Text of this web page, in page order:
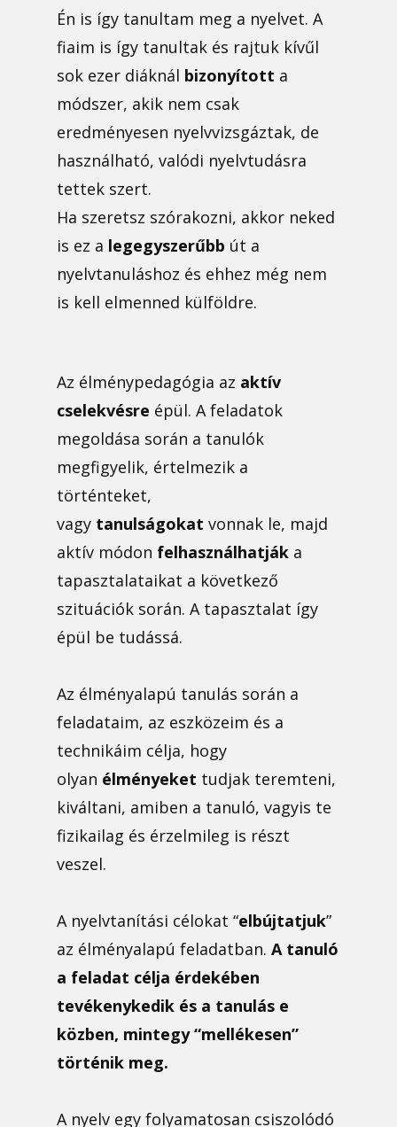
Én is így tanultam meg a nyelvet. A
fiaim is így tanultak és rajtuk kívűl
sok ezer diáknál bizonyított a
módszer, akik nem csak
eredményesen nyelvvizsgáztak, de
használható, valódi nyelvtudásra
tettek szert.
Ha szeretsz szórakozni, akkor neked
is ez a legegyszerűbb út a
nyelvtanuláshoz és ehhez még nem
is kell elmenned külföldre.
Az élménypedagógia az aktív
cselekvésre épül. A feladatok
megoldása során a tanulók
megfigyelik, értelmezik a
történteket,
vagy tanulságokat vonnak le, majd
aktív módon felhasználhatják a
tapasztalataikat a következő
szituációk során. A tapasztalat így
épül be tudássá.
Az élményalapú tanulás során a
feladataim, az eszközeim és a
technikáim célja, hogy
olyan élményeket tudjak teremteni,
kiváltani, amiben a tanuló, vagyis te
fizikailag és érzelmileg is részt
veszel.
A nyelvtanítási célokat “elbújtatjuk”
az élményalapú feladatban. A tanuló
a feladat célja érdekében
tevékenykedik és a tanulás e
közben, mintegy “mellékesen”
történik meg.
A nyelv egy folyamatosan csiszolódó